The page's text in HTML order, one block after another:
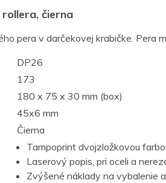
čierna
pera v darčekovej krabičke. Pera
DP26
173
180 x 75 x 30 mm (box)
45x6 mm
Čierna
Tampoprint dvojzložkovou
Laserový popis, pri oceli a
Zvýšené náklady na vybalenie